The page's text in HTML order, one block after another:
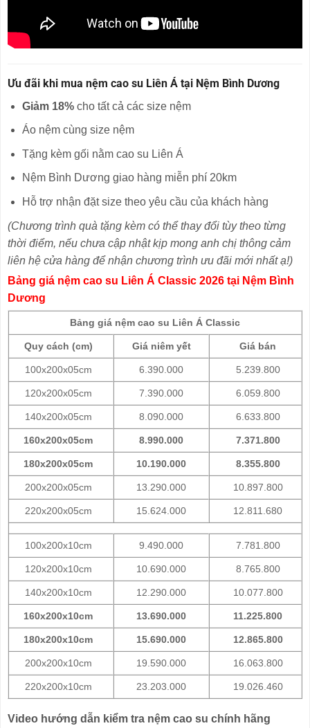
Ưu đãi khi mua nệm cao su Liên Á tại Nệm Bình Dương
Giảm 18%cho tất cả các size nệm
Áo nệm cùng size nệm
Tặng kèm gối nằm cao su Liên Á
Nệm Bình Dương giao hàng miễn phí 20km
Hỗ trợ nhận đặt size theo yêu cầu của khách hàng
(Chương trình quà tặng kèm có thể thay đổi tùy theo từng
thời điểm, nếu chưa cập nhật kịp mong anh chị thông cảm
liên hệ cửa hàng để nhận chương trình ưu đãi mới nhất ạ!)
Bảng giá nệm cao su Liên Á Classic 2026 tại Nệm Bình
Dương
Bảng giá nệm cao su Liên Á Classic
Quy cách (cm) Giá niêm yết Giá bán
100x200x05cm 6.390.000 5.239.800
120x200x05cm 7.390.000 6.059.800
140x200x05cm 8.090.000 6.633.800
160x200x05cm 8.990.000 7.371.800
180x200x05cm 10.190.000 8.355.800
200x200x05cm 13.290.000 10.897.800
220x200x05cm 15.624.000 12.811.680
100x200x10cm 9.490.000 7.781.800
120x200x10cm 10.690.000 8.765.800
140x200x10cm 12.290.000 10.077.800
160x200x10cm 13.690.000 11.225.800
180x200x10cm 15.690.000 12.865.800
200x200x10cm 19.590.000 16.063.800
220x200x10cm 23.203.000 19.026.460
Video hướng dẫn kiểm tra nệm cao su chính hãng